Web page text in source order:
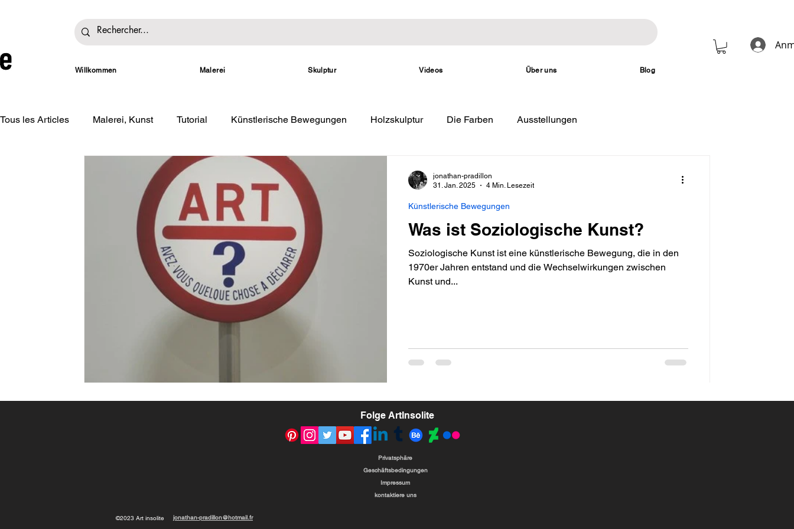
Willkommen Malerei Skulptur Videos Über uns Blog
Tous les Articles Malerei, Kunst Tutorial Künstlerische Bewegungen Holzskulptur Die Farben Ausstellungen
Was ist Soziologische Kunst?
Soziologische Kunst ist eine künstlerische Bewegung, die in den
1970er Jahren entstand und die Wechselwirkungen zwischen
Kunst und...
Künstlerische Bewegungen
jonathan-pradillon
31. Jan. 2025
4 Min. Lesezeit
Folge ArtInsolite
Privatsphäre
Geschäftsbedingungen
Impressum
kontaktiere uns
©2023 Art insolite jonathan-pradillon@hotmail.fr